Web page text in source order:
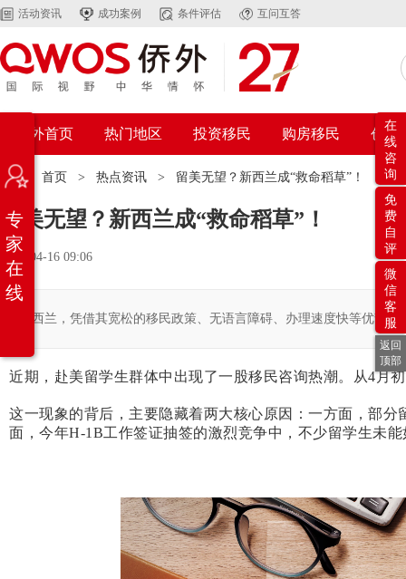
活动资讯 成功案例 条件评估 互问互答
侨外首页 热门地区 投资移民 购房移民 创业
位置： 首页 > 热点资讯 > 留美无望？新西兰成“救命稻草”！
留美无望？新西兰成“救命稻草”！
2025-04-16 09:06
新西兰，凭借其宽松的移民政策、无语言障碍、办理速度快等优势
近期，赴美留学生群体中出现了一股移民咨询热潮。从4月
这一现象的背后，主要隐藏着两大核心原因：一方面，部
面，今年H-1B工作签证抽签的激烈竞争中，不少留学生未
专
家
在
线
在
线
咨
询
免
费
自
评
微
信
客
服
返回
顶部